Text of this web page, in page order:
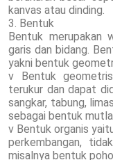
kanvas atau dinding.
3. Bentuk
Bentuk merupakan
garis dan bidang.
yakni bentuk
v Bentuk
terukur dan dapat
sangkar, tabung,
sebagai bentuk
v Bentuk organis
perkembangan,
misalnya bentuk